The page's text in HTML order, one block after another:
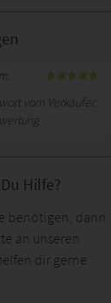
vom Verkäufer:
Hilfe?
benötigen, dann
an unseren
dir gerne